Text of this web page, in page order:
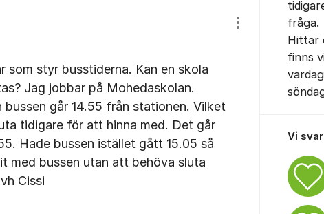
Visa/dölj
som styr busstiderna. Kan en skola
Jag jobbar på Mohedaskolan.
bussen går 14.55 från stationen. Vilket
tidigare för att hinna med. Det går
Hade bussen istället gått 15.05 så
med bussen utan att behöva sluta
Cissi
fråga.
Hittar
finns
Vi